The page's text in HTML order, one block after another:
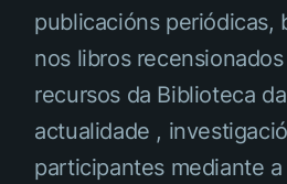
publicacións periódicas,
nos libros
recursos da Biblioteca
actualidade ,
participantes mediante